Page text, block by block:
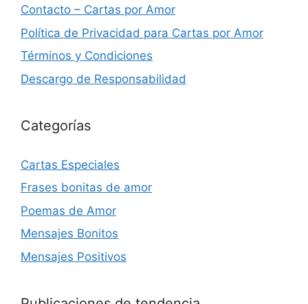
Contacto – Cartas por Amor
Política de Privacidad para Cartas por Amor
Términos y Condiciones
Descargo de Responsabilidad
Categorías
Cartas Especiales
Frases bonitas de amor
Poemas de Amor
Mensajes Bonitos
Mensajes Positivos